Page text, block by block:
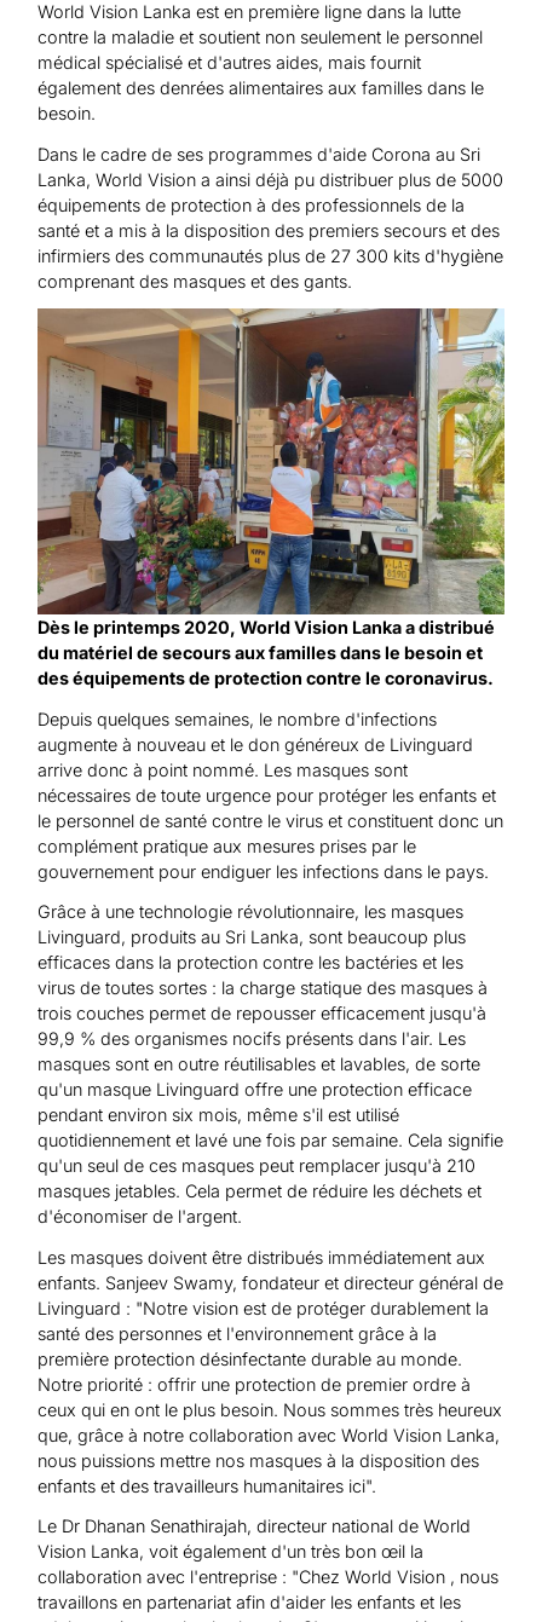
World Vision Lanka est en première ligne dans la lutte
contre la maladie et soutient non seulement le personnel
médical spécialisé et d'autres aides, mais fournit
également des denrées alimentaires aux familles dans le
besoin.
Dans le cadre de ses programmes d'aide Corona au Sri
Lanka, World Vision a ainsi déjà pu distribuer plus de 5000
équipements de protection à des professionnels de la
santé et a mis à la disposition des premiers secours et des
infirmiers des communautés plus de 27 300 kits d'hygiène
comprenant des masques et des gants.
Dès le printemps 2020, World Vision Lanka a distribué
du matériel de secours aux familles dans le besoin et
des équipements de protection contre le coronavirus.
Depuis quelques semaines, le nombre d'infections
augmente à nouveau et le don généreux de Livinguard
arrive donc à point nommé. Les masques sont
nécessaires de toute urgence pour protéger les enfants et
le personnel de santé contre le virus et constituent donc un
complément pratique aux mesures prises par le
gouvernement pour endiguer les infections dans le pays.
Grâce à une technologie révolutionnaire, les masques
Livinguard, produits au Sri Lanka, sont beaucoup plus
efficaces dans la protection contre les bactéries et les
virus de toutes sortes : la charge statique des masques à
trois couches permet de repousser efficacement jusqu'à
99,9 % des organismes nocifs présents dans l'air. Les
masques sont en outre réutilisables et lavables, de sorte
qu'un masque Livinguard offre une protection efficace
pendant environ six mois, même s'il est utilisé
quotidiennement et lavé une fois par semaine. Cela signifie
qu'un seul de ces masques peut remplacer jusqu'à 210
masques jetables. Cela permet de réduire les déchets et
d'économiser de l'argent.
Les masques doivent être distribués immédiatement aux
enfants. Sanjeev Swamy, fondateur et directeur général de
Livinguard : "Notre vision est de protéger durablement la
santé des personnes et l'environnement grâce à la
première protection désinfectante durable au monde.
Notre priorité : offrir une protection de premier ordre à
ceux qui en ont le plus besoin. Nous sommes très heureux
que, grâce à notre collaboration avec World Vision Lanka,
nous puissions mettre nos masques à la disposition des
enfants et des travailleurs humanitaires ici".
Le Dr Dhanan Senathirajah, directeur national de World
Vision Lanka, voit également d'un très bon œil la
collaboration avec l'entreprise : "Chez World Vision , nous
travaillons en partenariat afin d'aider les enfants et les